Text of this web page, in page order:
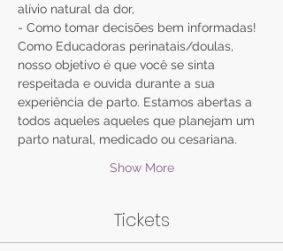
alívio natural da dor,
Como Educadoras perinatais/doulas,
nosso objetivo é que você se sinta
respeitada e ouvida durante a sua
experiência de parto. Estamos abertas a
todos aqueles aqueles que planejam um
Show More
Tickets